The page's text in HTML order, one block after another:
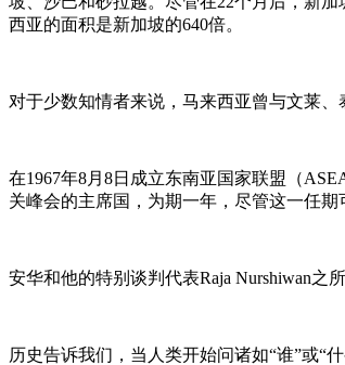
西亚的面积是新加坡的640倍。
对于少数知情者来说，马来西亚曾与文莱
在1967年8月8日成立东南亚国家联盟（
关峰会的主席国，为期一年，尽管这一任期
安华和他的特别谈判代表Raja Nurshiwan之
历史告诉我们，当人类开始问诸如“谁”或“